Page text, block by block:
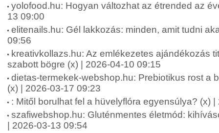
yolofood.hu: Hogyan változhat az étrended az
13 09:00
elitenails.hu: Gél lakkozás: minden, amit tudni
09:56
kreativkollazs.hu: Az emlékezetes ajándékozás
szabott bögre (x) | 2026-04-10 09:15
dietas-termekek-webshop.hu: Prebiotikus rost a
(x) | 2026-03-17 09:23
: Mitől borulhat fel a hüvelyflóra egyensúlya? (x)
szafiwebshop.hu: Gluténmentes életmód:
| 2026-03-13 09:54